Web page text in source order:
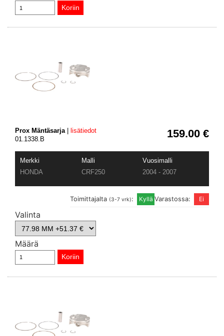
159.00 €
Prox Mäntäsarja|
lisätiedot
01.1338.B
Merkki Malli
Vuosimalli
HONDA
CRF250 2004 - 2007
Varastossa:
Toimittajalta (3-7 vrk):
Valinta
Määrä